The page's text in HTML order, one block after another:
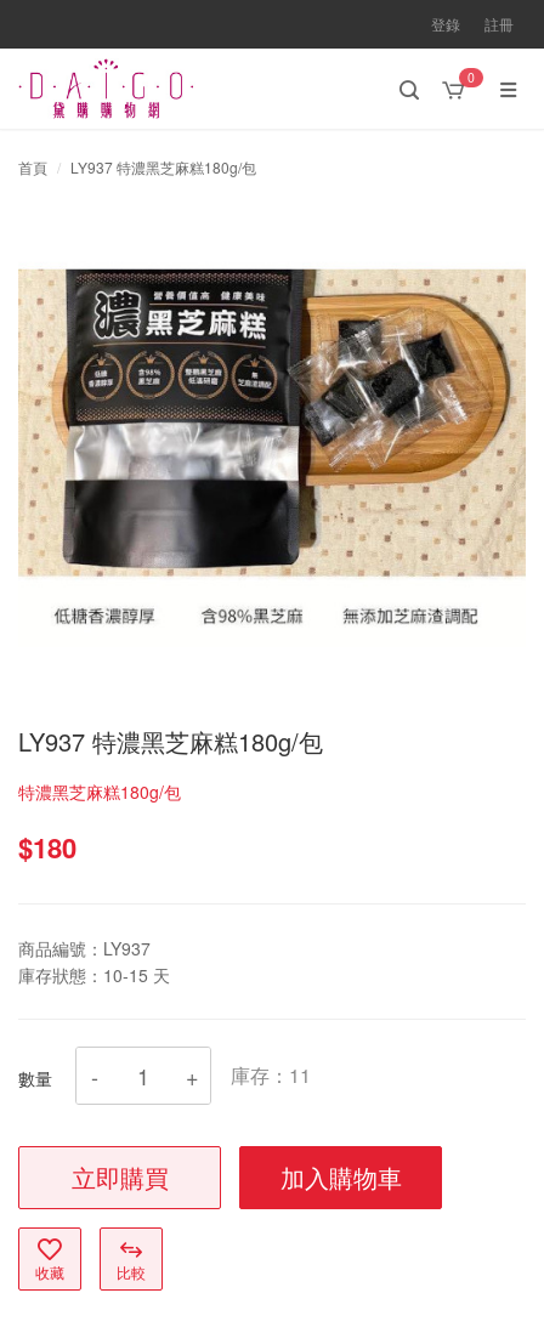
登錄 註冊
0
首頁 LY937 特濃黑芝麻糕180g/包
LY937 特濃黑芝麻糕180g/包
特濃黑芝麻糕180g/包
$180
商品編號： LY937
庫存狀態： 10-15 天
數量 庫存： 11
立即購買 加入購物車
收藏 比較